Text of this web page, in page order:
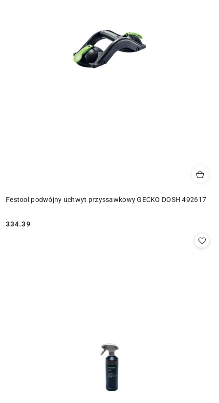
Festool podwójny uchwyt przyssawkowy GECKO DOSH 492617
Cena:
334.39